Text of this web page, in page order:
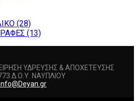
(28)
(13)
ΥΔΡΕΥΣΗΣ & ΑΠΟΧΕΤΕΥΣΗΣ
Δ.Ο.Υ. ΝΑΥΠΛΙΟΥ